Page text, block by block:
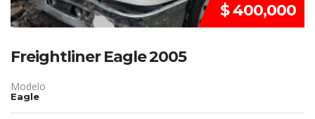
$ 400,000
Freightliner Eagle 2005
Modelo
Eagle